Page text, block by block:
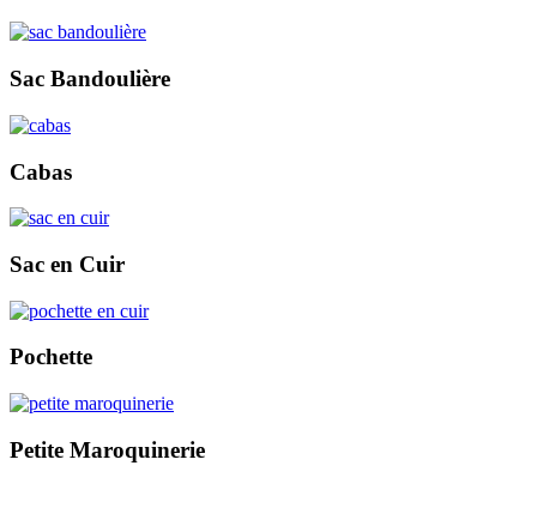
Sac Bandoulière
Cabas
Sac en Cuir
Pochette
Petite Maroquinerie